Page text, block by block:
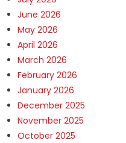
June 2026
May 2026
April 2026
March 2026
February 2026
January 2026
December 2025
November 2025
October 2025